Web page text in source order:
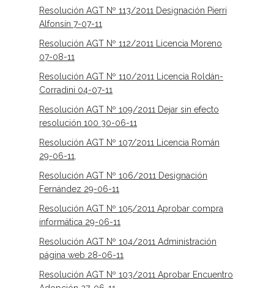
Resolución AGT Nº 113/2011 Designación Pierri
Alfonsín 7-07-11
Resolución AGT Nº 112/2011 Licencia Moreno
07-08-11
Resolución AGT Nº 110/2011 Licencia Roldán-
Corradini 04-07-11
Resolución AGT Nº 109/2011 Dejar sin efecto
resolución 100 30-06-11
Resolución AGT Nº 107/2011 Licencia Román
29-06-11
Resolución AGT Nº 106/2011 Designación
Fernández 29-06-11
Resolución AGT Nº 105/2011 Aprobar compra
informática 29-06-11
Resolución AGT Nº 104/2011 Administración
página web 28-06-11
Resolución AGT Nº 103/2011 Aprobar Encuentro